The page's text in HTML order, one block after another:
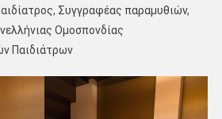
Συγγραφέας παραμυθιών,
Ομοσπονδίας
Παιδιάτρων